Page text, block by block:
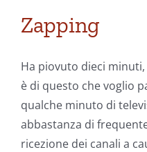
Zapping
Ha piovuto dieci
è di questo che voglio
qualche minuto di
abbastanza di
ricezione dei canali a